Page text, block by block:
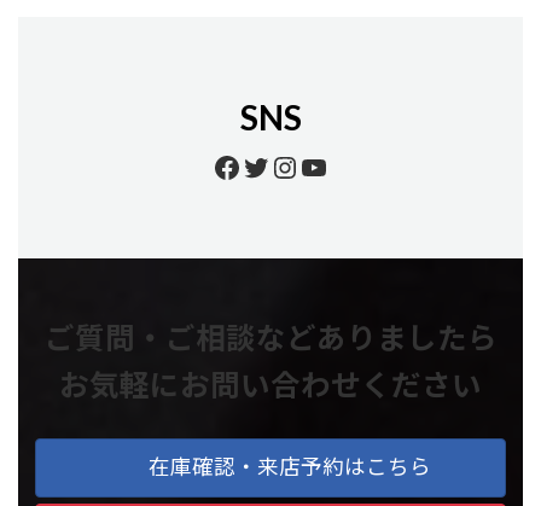
SNS
Facebook
Twitter
Instagram
YouTube
ご質問・ご相談などありましたら
お気軽にお問い合わせください
在庫確認・来店予約はこちら